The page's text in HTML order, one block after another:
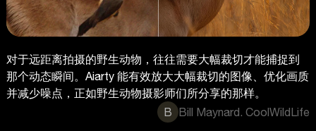
对于远距离拍摄的野生动物，往往需要大幅裁切才能捕捉到
那个动态瞬间。Aiarty 能有效放大大幅裁切的图像、优化画质
并减少噪点，正如野生动物摄影师们所分享的那样。
B
Bill Maynard. CoolWildLife